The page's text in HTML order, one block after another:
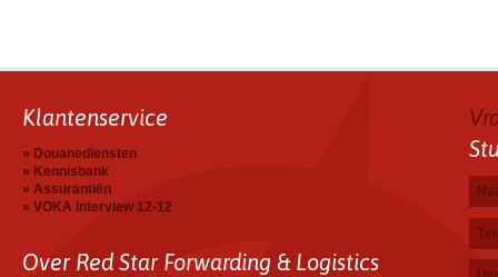
Klantenservice
Douanediensten
Kennisbank
Assurantiën
VOKA interview 12-12
Over Red Star Forwarding & Logistics
E-
Uw